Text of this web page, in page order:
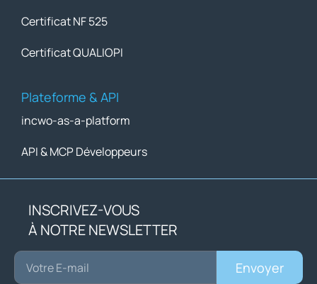
Certificat NF 525
Certificat QUALIOPI
Plateforme & API
incwo-as-a-platform
API & MCP Développeurs
INSCRIVEZ-VOUS
À NOTRE NEWSLETTER
Envoyer